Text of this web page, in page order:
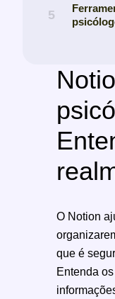
O Notion
que é
Entenda